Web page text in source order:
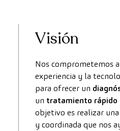
Visión
Nos comprometemos
experiencia y la
para ofrecer un
un tratamiento rápido
objetivo es realizar
y coordinada que nos